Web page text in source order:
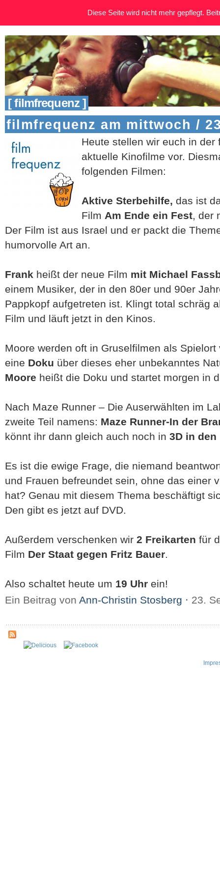
[ filmfrequenz ]
filmfrequenz am mittwoch /
Heute stellen wir euch in der
aktuelle Kinofilme vor.
folgenden Filmen:
Aktive Sterbehilfe, das ist
Film Am Ende ein Fest, der
Der Film ist aus Israel und er packt die
humorvolle Art an.
Frank heißt der neue Film mit Michael
einem Musiker, der in den 80er und 90er
Pappkopf aufgetreten ist. Klingt total schräg
Film und läuft jetzt in den Kinos.
Moore werden oft in Gruselfilmen als
eine Doku über dieses eher unbekanntes
Moore heißt die Doku und startet morgen in
Nach Maze Runner – Die Auserwählten im
zweite Teil namens: Maze Runner-In der
könnt ihr dann gleich auch noch in 3D in den
Es ist die ewige Frage, die niemand
und Frauen befreundet sein, ohne das einer
hat? Genau mit diesem Thema beschäftigt
Den gibt es jetzt auf DVD.
Außerdem verschenken wir 2 Freikarten für
Film Der Staat gegen Fritz Bauer.
Also schaltet heute um 19 Uhr ein!
Ein Beitrag von Ann-Christin Stosberg ⋅ 23.
Diese Seite wird nicht mehr gepflegt.